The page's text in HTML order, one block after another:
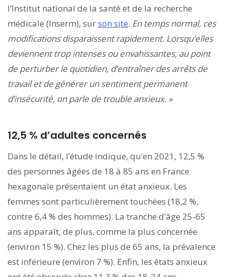
l’Institut national de la santé et de la recherche
médicale (Inserm), surson site. En temps normal, ces
modifications disparaissent rapidement. Lorsqu’elles
deviennent trop intenses ou envahissantes, au point
de perturber le quotidien, d’entraîner des arrêts de
travail et de générer un sentiment permanent
d’insécurité, on parle de trouble anxieux. »
12,5 % d’adultes concernés
Dans le détail, l’étude indique, qu’en 2021, 12,5 %
des personnes âgées de 18 à 85 ans en France
hexagonale présentaient un état anxieux. Les
femmes sont particulièrement touchées (18,2 %,
contre 6,4 % des hommes). La tranche d’âge 25-65
ans apparaît, de plus, comme la plus concernée
(environ 15 %). Chez les plus de 65 ans, la prévalence
est inférieure (environ 7 %). Enfin, les états anxieux